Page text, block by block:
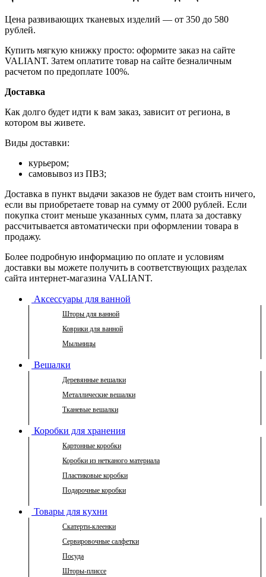
Цена развивающих тканевых изделий — от 350 до 580
рублей.
Купить мягкую книжку просто: оформите заказ на сайте
VALIANT. Затем оплатите товар на сайте безналичным
расчетом по предоплате 100%.
Доставка
Как долго будет идти к вам заказ, зависит от региона, в
котором вы живете.
Виды доставки:
курьером;
самовывоз из ПВЗ;
Доставка в пункт выдачи заказов не будет вам стоить ничего,
если вы приобретаете товар на сумму от 2000 рублей. Если
покупка стоит меньше указанных сумм, плата за доставку
рассчитывается автоматически при оформлении товара в
продажу.
Более подробную информацию по оплате и условиям
доставки вы можете получить в соответствующих разделах
сайта интернет-магазина VALIANT.
Аксессуары для ванной
Шторы для ванной
Коврики для ванной
Мыльницы
Вешалки
Деревянные вешалки
Металлические вешалки
Тканевые вешалки
Коробки для хранения
Картонные коробки
Коробки из нетканого материала
Пластиковые коробки
Подарочные коробки
Товары для кухни
Скатерти-клеенки
Сервировочные салфетки
Посуда
Шторы-плиссе